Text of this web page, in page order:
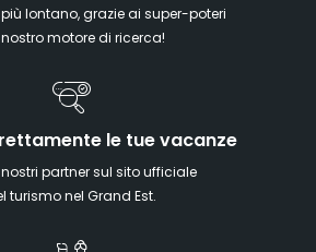
lontano, grazie ai super-poteri
motore di ricerca!
le tue vacanze
partner sul sito ufficiale
turismo nel Grand Est.